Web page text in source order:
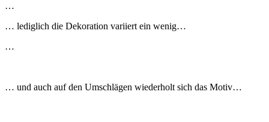
…
… lediglich die Dekoration variiert ein wenig…
…
… und auch auf den Umschlägen wiederholt sich das Motiv…